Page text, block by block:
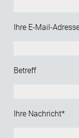
Ihre E-Mail-
Betreff
Ihre Nachricht*